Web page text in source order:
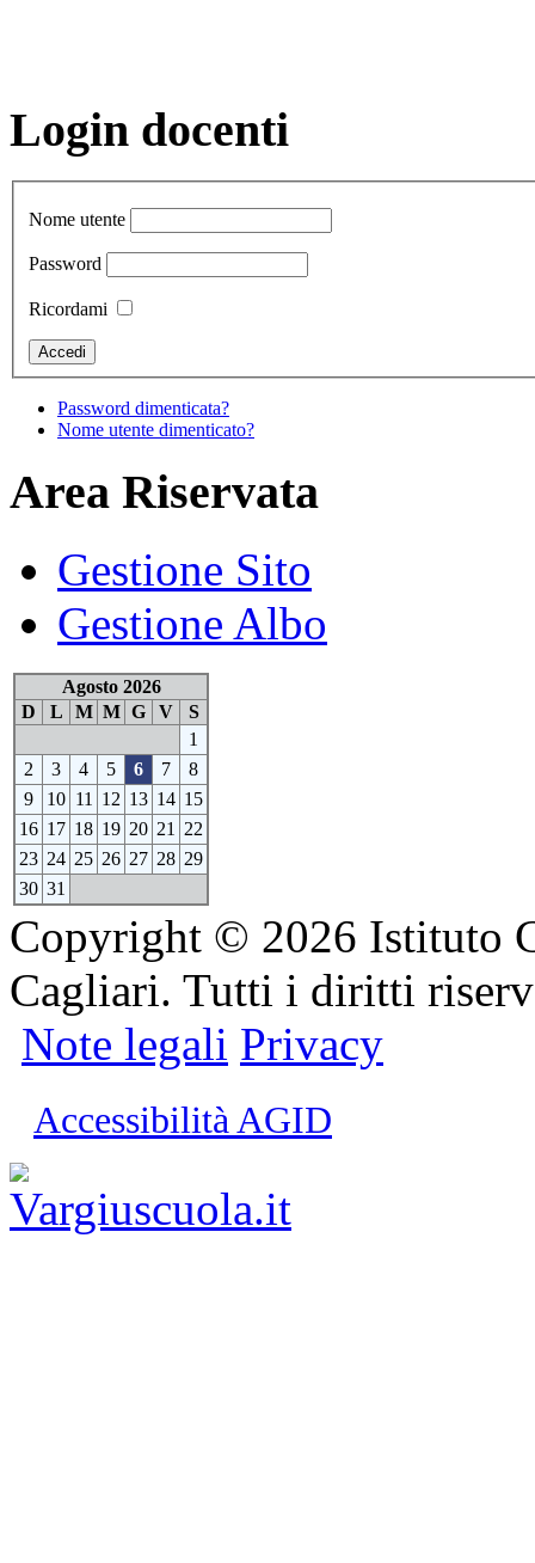
Login docenti
Nome utente
Password
Ricordami
Password dimenticata?
Nome utente dimenticato?
Area Riservata
Gestione Sito
Gestione Albo
Agosto 2026
D
L M M G V
S
1
2
3 4 5 6 7
8
9
10 11 12 13 14 15
16 17 18 19 20 21
22
23 24 25 26 27 28 29
30 31
Copyright © 2026 Istituto
Cagliari. Tutti i diritti
Note legali Privacy
Accessibilità AGID